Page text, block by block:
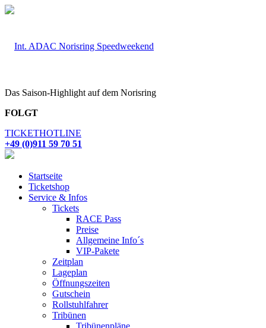
Das Saison-Highlight auf dem Norisring
FOLGT
TICKETHOTLINE
+49 (0)911 59 70 51
Startseite
Ticketshop
Service & Infos
Tickets
RACE Pass
Preise
Allgemeine Info´s
VIP-Pakete
Zeitplan
Lageplan
Öffnungszeiten
Gutschein
Rollstuhlfahrer
Tribünen
Tribünenpläne